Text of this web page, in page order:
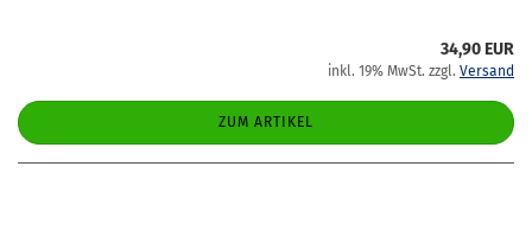
34,90 EUR
inkl. 19% MwSt. zzgl. Versand
ZUM ARTIKEL